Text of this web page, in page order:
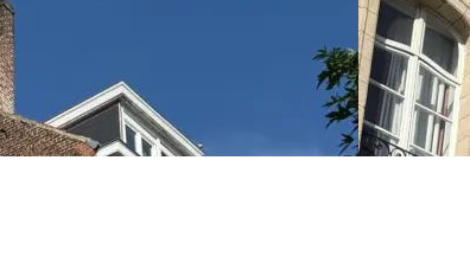
L’utilité et la survie de la servitude